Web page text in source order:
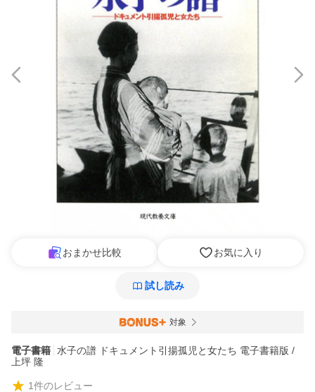
おまかせ比較 お気に入り
試し読み
対象
電子書籍 水子の譜 ドキュメント引揚孤児と女たち 電子書籍版 /
上坪 隆
1件のレビュー